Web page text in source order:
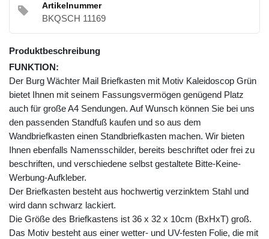
Artikelnummer
BKQSCH 11169
Produktbeschreibung
FUNKTION:
Der Burg Wächter Mail Briefkasten mit Motiv Kaleidoscop Grün
bietet Ihnen mit seinem Fassungsvermögen genügend Platz
auch für große A4 Sendungen. Auf Wunsch können Sie bei uns
den passenden Standfuß kaufen und so aus dem
Wandbriefkasten einen Standbriefkasten machen. Wir bieten
Ihnen ebenfalls Namensschilder, bereits beschriftet oder frei zu
beschriften, und verschiedene selbst gestaltete Bitte-Keine-
Werbung-Aufkleber.
Der Briefkasten besteht aus hochwertig verzinktem Stahl und
wird dann schwarz lackiert.
Die Größe des Briefkastens ist 36 x 32 x 10cm (BxHxT) groß.
Das Motiv besteht aus einer wetter- und UV-festen Folie, die mit